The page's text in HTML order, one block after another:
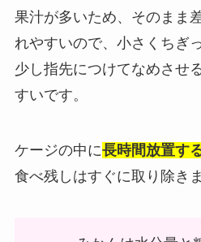
果汁が多いため、そのまま
れやすいので、小さくちぎ
少し指先につけてなめさせ
すいです。
ケージの中に長時間放置す
食べ残しはすぐに取り除き